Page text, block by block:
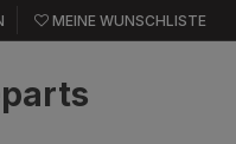
MEINE WUNSCHLISTE